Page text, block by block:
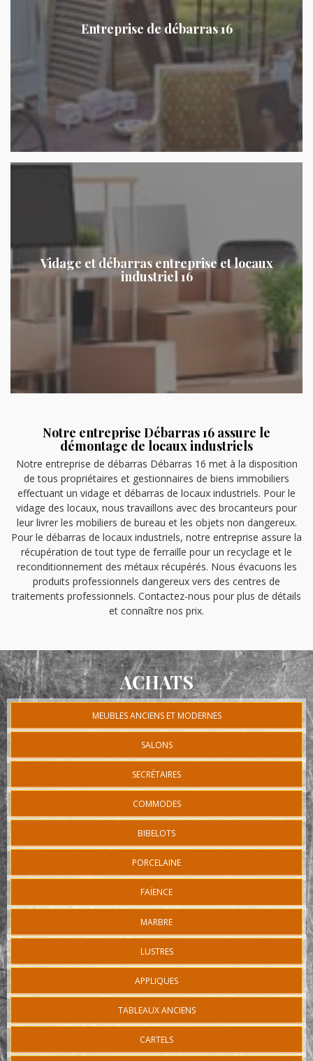
Entreprise de débarras 16
Vidage et débarras entreprise et locaux
industriel 16
Notre entreprise Débarras 16 assure le
démontage de locaux industriels
Notre entreprise de débarras Débarras 16 met à la disposition
de tous propriétaires et gestionnaires de biens immobiliers
effectuant un vidage et débarras de locaux industriels. Pour le
vidage des locaux, nous travaillons avec des brocanteurs pour
leur livrer les mobiliers de bureau et les objets non dangereux.
Pour le débarras de locaux industriels, notre entreprise assure la
récupération de tout type de ferraille pour un recyclage et le
reconditionnement des métaux récupérés. Nous évacuons les
produits professionnels dangereux vers des centres de
traitements professionnels. Contactez-nous pour plus de détails
et connaître nos prix.
ACHATS
MEUBLES ANCIENS ET MODERNES
SALONS
SECRÉTAIRES
COMMODES
BIBELOTS
PORCELAINE
FAÏENCE
MARBRE
LUSTRES
APPLIQUES
TABLEAUX ANCIENS
CARTELS